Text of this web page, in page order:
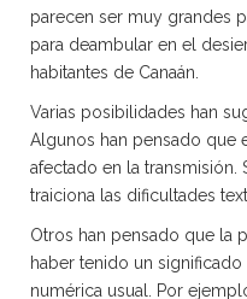
parecen ser muy grandes
para deambular en el
habitantes de Canaán.
Varias posibilidades han
Algunos han pensado que
afectado en la transmisión.
traiciona las dificultades
Otros han pensado que la
haber tenido un
numérica usual. Por